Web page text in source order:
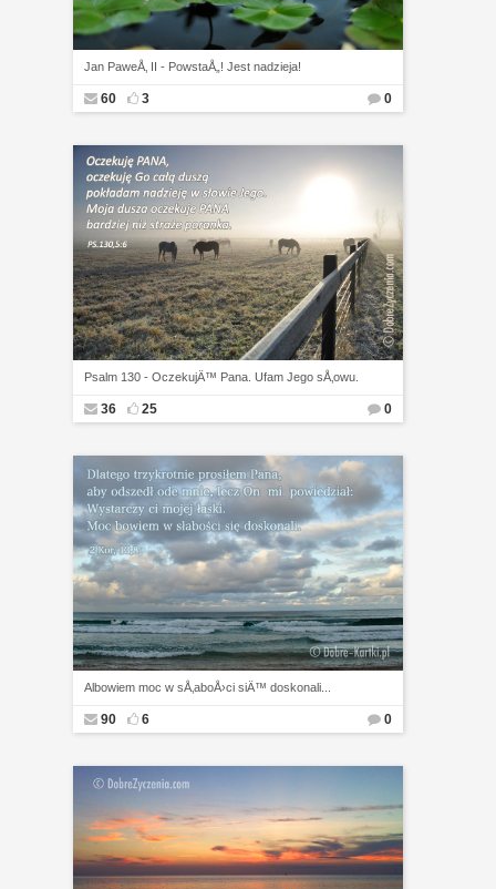
Jan PaweÅ‚ II - PowstaÅ„! Jest nadzieja!
60 3 0
Psalm 130 - OczekujÄ™ Pana. Ufam Jego sÅ‚owu.
36 25 0
Albowiem moc w sÅ‚aboÅ›ci siÄ™ doskonali...
90 6 0